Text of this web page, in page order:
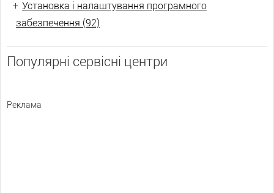
+ Установка і налаштування програмного
забезпечення (92)
Популярні сервісні центри
Реклама